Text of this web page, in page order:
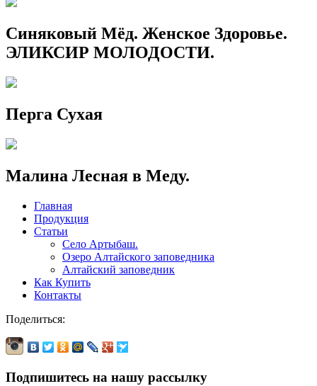
Синяковый Мёд. Женское Здоровье.
ЭЛИКСИР МОЛОДОСТИ.
Перга Сухая
Малина Лесная в Меду.
Главная
Продукция
Статьи
Село Артыбаш.
Озеро Алтайского заповедника
Алтайский заповедник
Как Купить
Контакты
Поделиться:
Подпишитесь на нашу рассылку